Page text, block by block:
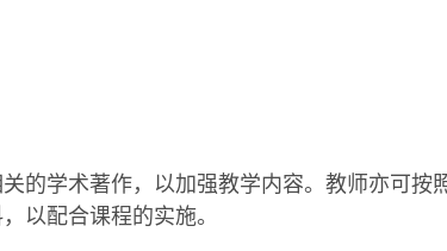
的学术著作，以加强教学内容。教师亦可按
以配合课程的实施。